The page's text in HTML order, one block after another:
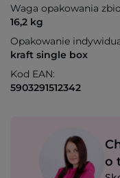
Waga opakowania
16,2 kg
Opakowanie
kraft single box
Kod EAN:
5903291512342
o